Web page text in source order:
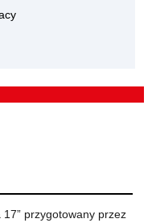
przygotowany przez